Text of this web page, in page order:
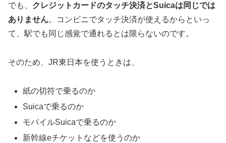
でも、 クレジットカードのタッチ決済とSuicaは同じでは
ありません。コンビニでタッチ決済が使えるからといっ
て、駅でも同じ感覚で通れるとは限らないのです。
そのため、JR東日本を使うときは、
紙の切符で乗るのか
Suicaで乗るのか
モバイルSuicaで乗るのか
新幹線eチケットなどを使うのか